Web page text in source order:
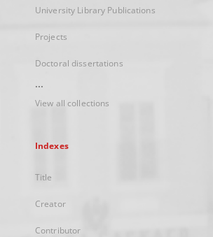
University Library Publications
Projects
Doctoral dissertations
...
View all collections
Indexes
Title
Creator
Contributor